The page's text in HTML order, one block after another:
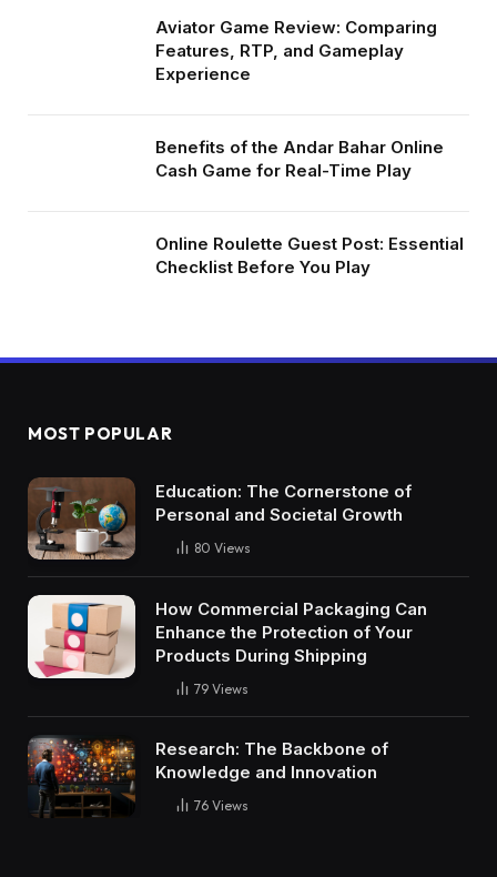
Aviator Game Review: Comparing
Features, RTP, and Gameplay
Experience
Benefits of the Andar Bahar Online
Cash Game for Real-Time Play
Online Roulette Guest Post: Essential
Checklist Before You Play
MOST POPULAR
Education: The Cornerstone of
Personal and Societal Growth
80 Views
How Commercial Packaging Can
Enhance the Protection of Your
Products During Shipping
79 Views
Research: The Backbone of
Knowledge and Innovation
76 Views